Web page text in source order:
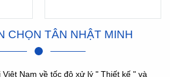
CHỌN TÂN NHẬT MINH
Việt Nam về tốc độ xử lý " Thiết kế " và